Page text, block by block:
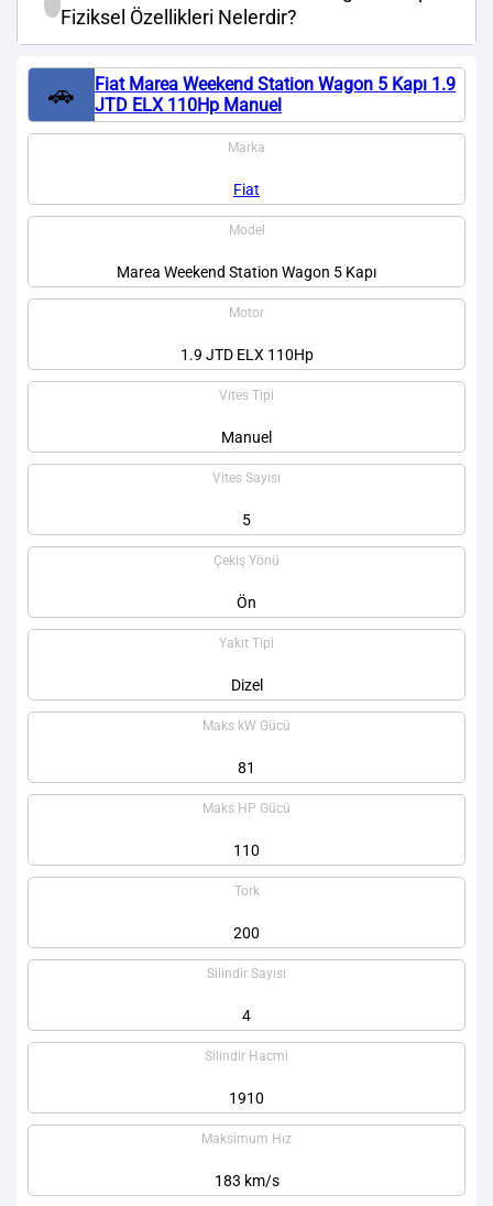
Fiziksel Özellikleri Nelerdir?
🚗
Fiat Marea Weekend Station Wagon 5 Kapı 1.9
JTD ELX 110Hp Manuel
Marka
Fiat
Model
Marea Weekend Station Wagon 5 Kapı
Motor
1.9 JTD ELX 110Hp
Vites Tipi
Manuel
Vites Sayısı
5
Çekiş Yönü
Ön
Yakıt Tipi
Dizel
Maks kW Gücü
81
Maks HP Gücü
110
Tork
200
Silindir Sayısı
4
Silindir Hacmi
1910
Maksimum Hız
183 km/s